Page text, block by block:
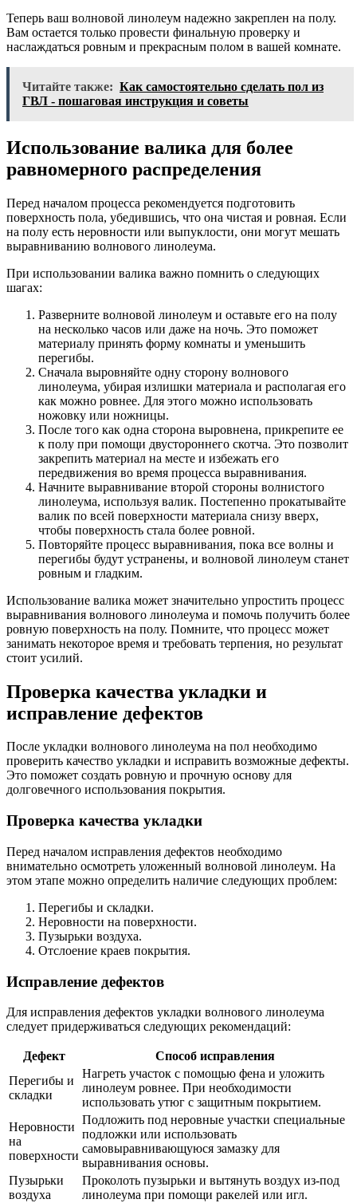
Теперь ваш волновой линолеум надежно закреплен на полу.
Вам остается только провести финальную проверку и
наслаждаться ровным и прекрасным полом в вашей комнате.
Читайте также: Как самостоятельно сделать пол из
ГВЛ - пошаговая инструкция и советы
Использование валика для более
равномерного распределения
Перед началом процесса рекомендуется подготовить
поверхность пола, убедившись, что она чистая и ровная. Если
на полу есть неровности или выпуклости, они могут мешать
выравниванию волнового линолеума.
При использовании валика важно помнить о следующих
шагах:
Разверните волновой линолеум и оставьте его на полу
на несколько часов или даже на ночь. Это поможет
материалу принять форму комнаты и уменьшить
перегибы.
Сначала выровняйте одну сторону волнового
линолеума, убирая излишки материала и располагая его
как можно ровнее. Для этого можно использовать
ножовку или ножницы.
После того как одна сторона выровнена, прикрепите ее
к полу при помощи двустороннего скотча. Это позволит
закрепить материал на месте и избежать его
передвижения во время процесса выравнивания.
Начните выравнивание второй стороны волнистого
линолеума, используя валик. Постепенно прокатывайте
валик по всей поверхности материала снизу вверх,
чтобы поверхность стала более ровной.
Повторяйте процесс выравнивания, пока все волны и
перегибы будут устранены, и волновой линолеум станет
ровным и гладким.
Использование валика может значительно упростить процесс
выравнивания волнового линолеума и помочь получить более
ровную поверхность на полу. Помните, что процесс может
занимать некоторое время и требовать терпения, но результат
стоит усилий.
Проверка качества укладки и
исправление дефектов
После укладки волнового линолеума на пол необходимо
проверить качество укладки и исправить возможные дефекты.
Это поможет создать ровную и прочную основу для
долговечного использования покрытия.
Проверка качества укладки
Перед началом исправления дефектов необходимо
внимательно осмотреть уложенный волновой линолеум. На
этом этапе можно определить наличие следующих проблем:
Перегибы и складки.
Неровности на поверхности.
Пузырьки воздуха.
Отслоение краев покрытия.
Исправление дефектов
Для исправления дефектов укладки волнового линолеума
следует придерживаться следующих рекомендаций:
Дефект
Способ исправления
Перегибы и
складки
Нагреть участок с помощью фена и уложить
линолеум ровнее. При необходимости
использовать утюг с защитным покрытием.
Неровности
на
поверхности
Подложить под неровные участки специальные
подложки или использовать
самовыравнивающуюся замазку для
выравнивания основы.
Пузырьки
воздуха
Проколоть пузырьки и вытянуть воздух из-под
линолеума при помощи ракелей или игл.